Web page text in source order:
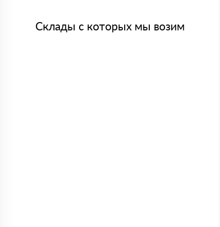
Склады с которых мы возим